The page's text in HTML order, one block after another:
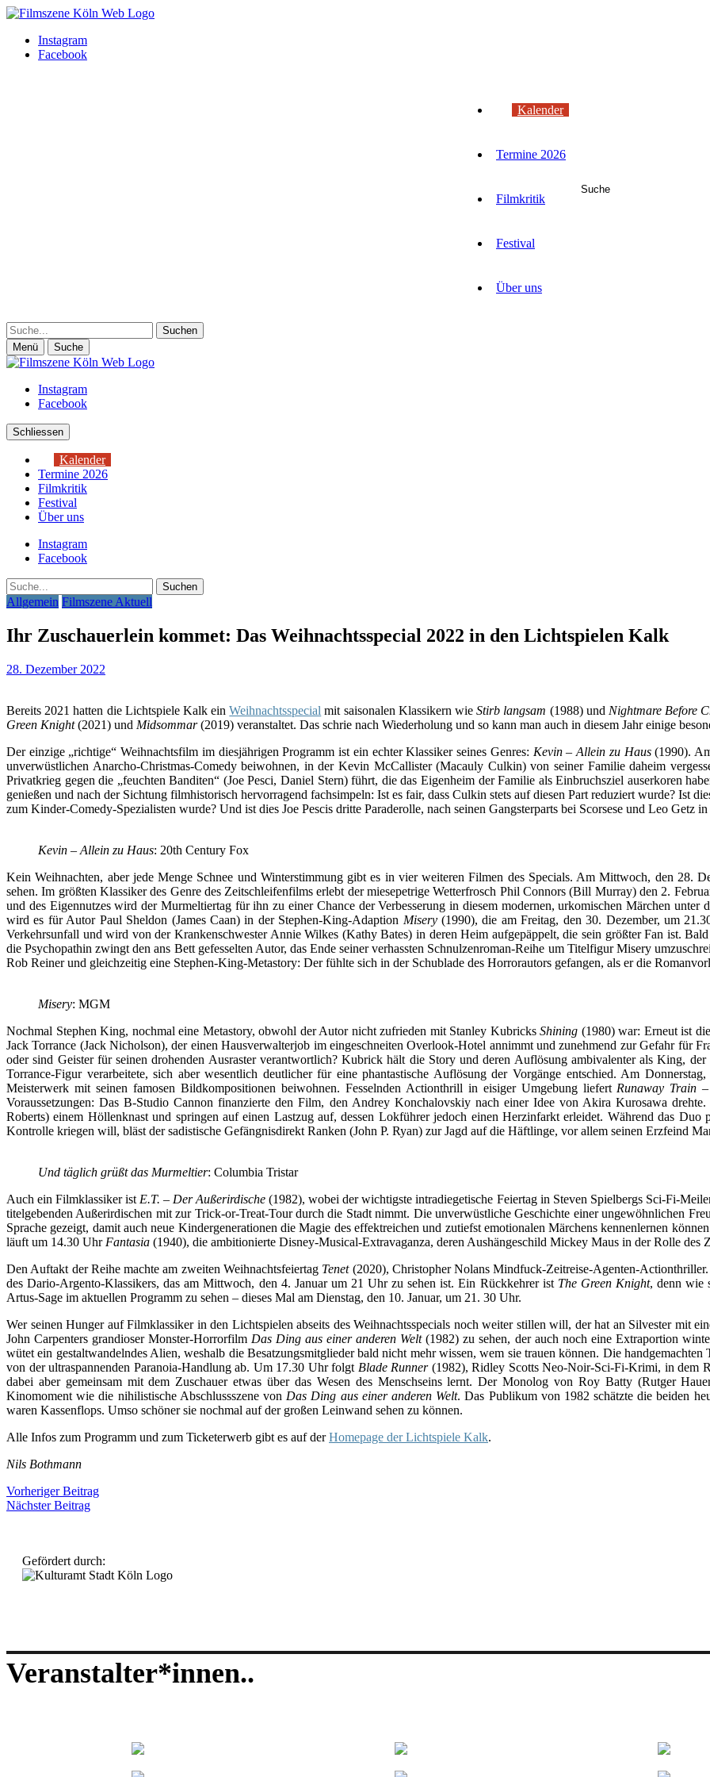
Besondere Filmvorführungen in Köln
Instagram
Facebook
Kalender
Termine 2026
Filmkritik
Festival
Über uns
Suche
Suche
Menü Suche
Instagram
Facebook
Schliessen
Kalender
Termine 2026
Filmkritik
Festival
Über uns
Instagram
Facebook
Suche
Allgemein Filmszene Aktuell
Ihr Zuschauerlein kommet: Das Weihnachtsspecial 2022 in den Lichtspielen Kalk
28. Dezember 2022
Bereits 2021 hatten die Lichtspiele Kalk einWeihnachtsspecial mit saisonalen Klassikern wieStirb langsam (1988) und Nightmare Before
Green Knight(2021) und Midsommar(2019) veranstaltet. Das schrie nach Wiederholung und so kann man auch in diesem Jahr einige
Der einzige „richtige“ Weihnachtsfilm im diesjährigen Programm ist ein echter Klassiker seines Genres: Kevin – Allein zu Haus(1990).
unverwüstlichen Anarcho-Christmas-Comedy beiwohnen, in der Kevin McCallister (Macauly Culkin) von seiner Familie daheim
Privatkrieg gegen die „feuchten Banditen“ (Joe Pesci, Daniel Stern) führt, die das Eigenheim der Familie als Einbruchsziel auserkoren
genießen und nach der Sichtung filmhistorisch hervorragend fachsimpeln: Ist es fair, dass Culkin stets auf diesen Part reduziert wurde? Ist
zum Kinder-Comedy-Spezialisten wurde? Und ist dies Joe Pescis dritte Paraderolle, nach seinen Gangsterparts bei Scorsese und Leo Getz
Kevin – Allein zu Haus: 20th Century Fox
Kein Weihnachten, aber jede Menge Schnee und Winterstimmung gibt es in vier weiteren Filmen des Specials. Am Mittwoch, den 28.
sehen. Im größten Klassiker des Genre des Zeitschleifenfilms erlebt der miesepetrige Wetterfrosch Phil Connors (Bill Murray) den 2.
und des Eigennutzes wird der Murmeltiertag für ihn zu einer Chance der Verbesserung in diesem modernen, urkomischen Märchen unter
wird es für Autor Paul Sheldon (James Caan) in der Stephen-King-Adaption Misery(1990), die am Freitag, den 30. Dezember, um
Verkehrsunfall und wird von der Krankenschwester Annie Wilkes (Kathy Bates) in deren Heim aufgepäppelt, die sein größter Fan ist.
die Psychopathin zwingt den ans Bett gefesselten Autor, das Ende seiner verhassten Schnulzenroman-Reihe um Titelfigur Misery
Rob Reiner und gleichzeitig eine Stephen-King-Metastory: Der fühlte sich in der Schublade des Horrorautors gefangen, als er die
Misery: MGM
Nochmal Stephen King, nochmal eine Metastory, obwohl der Autor nicht zufrieden mit Stanley Kubricks Shining (1980) war: Erneut ist
Jack Torrance (Jack Nicholson), der einen Hausverwalterjob im eingeschneiten Overlook-Hotel annimmt und zunehmend zur Gefahr für
oder sind Geister für seinen drohenden Ausraster verantwortlich? Kubrick hält die Story und deren Auflösung ambivalenter als King,
Torrance-Figur verarbeitete, sich aber wesentlich deutlicher für eine phantastische Auflösung der Vorgänge entschied. Am
Meisterwerk mit seinen famosen Bildkompositionen beiwohnen. Fesselnden Actionthrill in eisiger Umgebung liefert Runaway Train
Voraussetzungen: Das B-Studio Cannon finanzierte den Film, den Andrey Konchalovskiy nach einer Idee von Akira Kurosawa
Roberts) einem Höllenknast und springen auf einen Lastzug auf, dessen Lokführer jedoch einen Herzinfarkt erleidet. Während das
Kontrolle kriegen will, bläst der sadistische Gefängnisdirekt Ranken (John P. Ryan) zur Jagd auf die Häftlinge, vor allem seinen Erzfeind
Und täglich grüßt das Murmeltier: Columbia Tristar
Auch ein Filmklassiker ist E.T. – Der Außerirdische (1982), wobei der wichtigste intradiegetische Feiertag in Steven Spielbergs Sci-Fi-
titelgebenden Außerirdischen mit zur Trick-or-Treat-Tour durch die Stadt nimmt. Die unverwüstliche Geschichte einer ungewöhnlichen
Sprache gezeigt, damit auch neue Kindergenerationen die Magie des effektreichen und zutiefst emotionalen Märchens kennenlernen
läuft um 14.30 Uhr Fantasia (1940), die ambitionierte Disney-Musical-Extravaganza, deren Aushängeschild Mickey Maus in der Rolle des
Den Auftakt der Reihe machte am zweiten Weihnachtsfeiertag Tenet(2020), Christopher Nolans Mindfuck-Zeitreise-Agenten-
des Dario-Argento-Klassikers, das am Mittwoch, den 4. Januar um 21 Uhr zu sehen ist. Ein Rückkehrer ist The Green Knight, denn wie
Artus-Sage im aktuellen Programm zu sehen – dieses Mal am Dienstag, den 10. Januar, um 21. 30 Uhr.
Wer seinen Hunger auf Filmklassiker in den Lichtspielen abseits des Weihnachtsspecials noch weiter stillen will, der hat an Silvester mit
John Carpenters grandioser Monster-Horrorfilm Das Ding aus einer anderen Welt(1982) zu sehen, der auch noch eine Extraportion
wütet ein gestaltwandelndes Alien, weshalb die Besatzungsmitglieder bald nicht mehr wissen, wem sie trauen können. Die
von der ultraspannenden Paranoia-Handlung ab. Um 17.30 Uhr folgt Blade Runner(1982), Ridley Scotts Neo-Noir-Sci-Fi-Krimi, in dem
dabei aber gemeinsam mit dem Zuschauer etwas über das Wesen des Menschseins lernt. Der Monolog von Roy Batty (Rutger
Kinomoment wie die nihilistische Abschlussszene von Das Ding aus einer anderen Welt. Das Publikum von 1982 schätzte die beiden
waren Kassenflops. Umso schöner sie nochmal auf der großen Leinwand sehen zu können.
Alle Infos zum Programm und zum Ticketerwerb gibt es auf derHomepage der Lichtspiele Kalk.
Nils Bothmann
Beitragsnavigation
Vorheriger BeitragVorheriger
Nächster BeitragNächster
Gefördert durch:
Veranstalter*innen..